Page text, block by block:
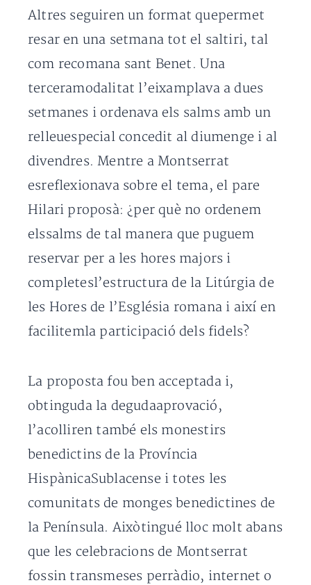
Altres seguiren un format quepermet
resar en una setmana tot el saltiri, tal
com recomana sant Benet. Una
terceramodalitat l’eixamplava a dues
setmanes i ordenava els salms amb un
relleuespecial concedit al diumenge i al
divendres. Mentre a Montserrat
esreflexionava sobre el tema, el pare
Hilari proposà: ¿per què no ordenem
elssalms de tal manera que puguem
reservar per a les hores majors i
completesl’estructura de la Litúrgia de
les Hores de l’Església romana i així en
facilitemla participació dels fidels?
La proposta fou ben acceptada i,
obtinguda la degudaaprovació,
l’acolliren també els monestirs
benedictins de la Província
HispànicaSublacense i totes les
comunitats de monges benedictines de
la Península. Aixòtingué lloc molt abans
que les celebracions de Montserrat
fossin transmeses perràdio, internet o